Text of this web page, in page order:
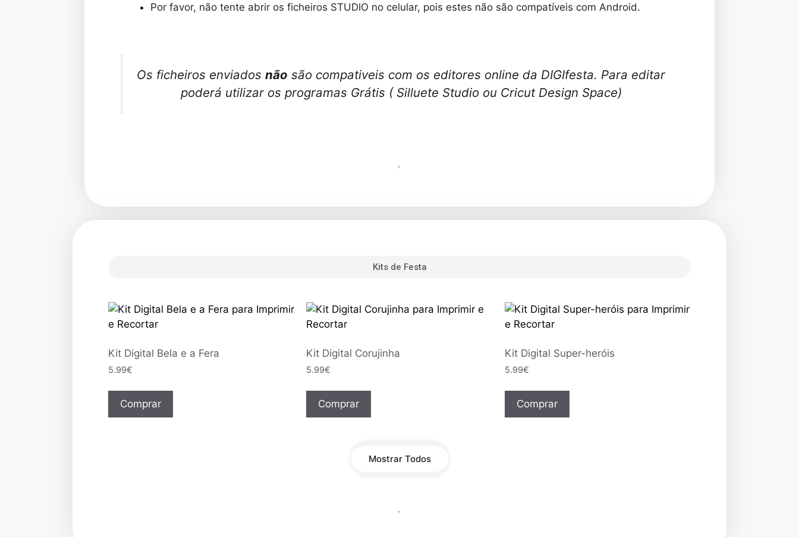
Por favor, não tente abrir os ficheiros STUDIO no celular, pois estes não são compatíveis com Android.
Os ficheiros enviados não são compativeis com os editores online da DIGIfesta. Para editar
poderá utilizar os programas Grátis ( Silluete Studio ou Cricut Design Space)
Kits de Festa
Kit Digital Bela e a Fera
5.99€
Comprar
Kit Digital Corujinha
5.99€
Comprar
Kit Digital Super-heróis
5.99€
Comprar
Mostrar Todos